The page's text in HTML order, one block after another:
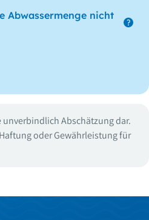
Abwassermenge nicht
unverbindlich Abschätzung dar.
oder Gewährleistung für